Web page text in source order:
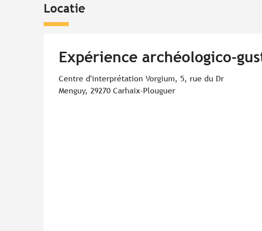
Locatie
Expérience archéologico-
Centre d'interprétation Vorgium, 5, rue du Dr
Menguy, 29270 Carhaix-Plouguer